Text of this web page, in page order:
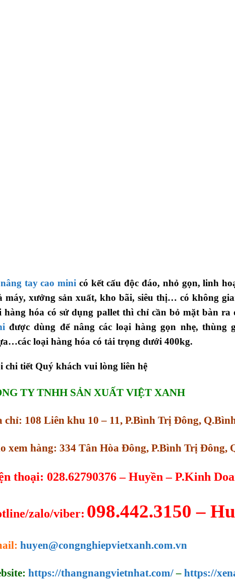
tay cao mini có kết cấu độc đáo, nhỏ gọn, linh
máy, xưởng sản xuất, kho bãi, siêu thị… có không
hàng hóa có sử dụng pallet thì chỉ cần bỏ mặt bàn ra
được dùng để nâng các loại hàng gọn nhẹ,
loại hàng hóa có tải trọng dưới 400kg.
chi tiết Quý khách vui lòng liên hệ
TY TNHH SẢN XUẤT VIỆT XANH
chỉ: 108 Liên khu 10 – 11, P.Bình Trị Đông,
xem hàng: 334 Tân Hòa Đông, P.Bình Trị Đông,
thoại: 028.62790376 – Huyền – P.Kinh
zalo/viber: 098.442.3150 –
huyen@congnghiepvietxanh.com.vn
https://thangnangvietnhat.com/– https://